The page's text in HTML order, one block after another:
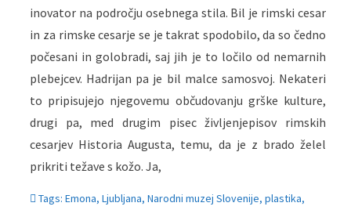
inovator na področju osebnega stila. Bil je rimski cesar
in za rimske cesarje se je takrat spodobilo, da so čedno
počesani in golobradi, saj jih je to ločilo od nemarnih
plebejcev. Hadrijan pa je bil malce samosvoj. Nekateri
to pripisujejo njegovemu občudovanju grške kulture,
drugi pa, med drugim pisec življenjepisov rimskih
cesarjev Historia Augusta, temu, da je z brado želel
prikriti težave s kožo. Ja,
Tags:Emona,Ljubljana,Narodni muzej Slovenije,plastika,